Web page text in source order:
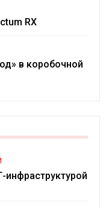
RX
в коробочной
инфраструктурой